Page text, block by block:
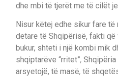
dhe mbi të tjerët me të cilët
Nisur këtej edhe sikur fare
detare të Shqipërisë, fakti që
bukur, shteti i një kombi mik
shqiptarëve “rritet”,
arsyetojë, të masë, të